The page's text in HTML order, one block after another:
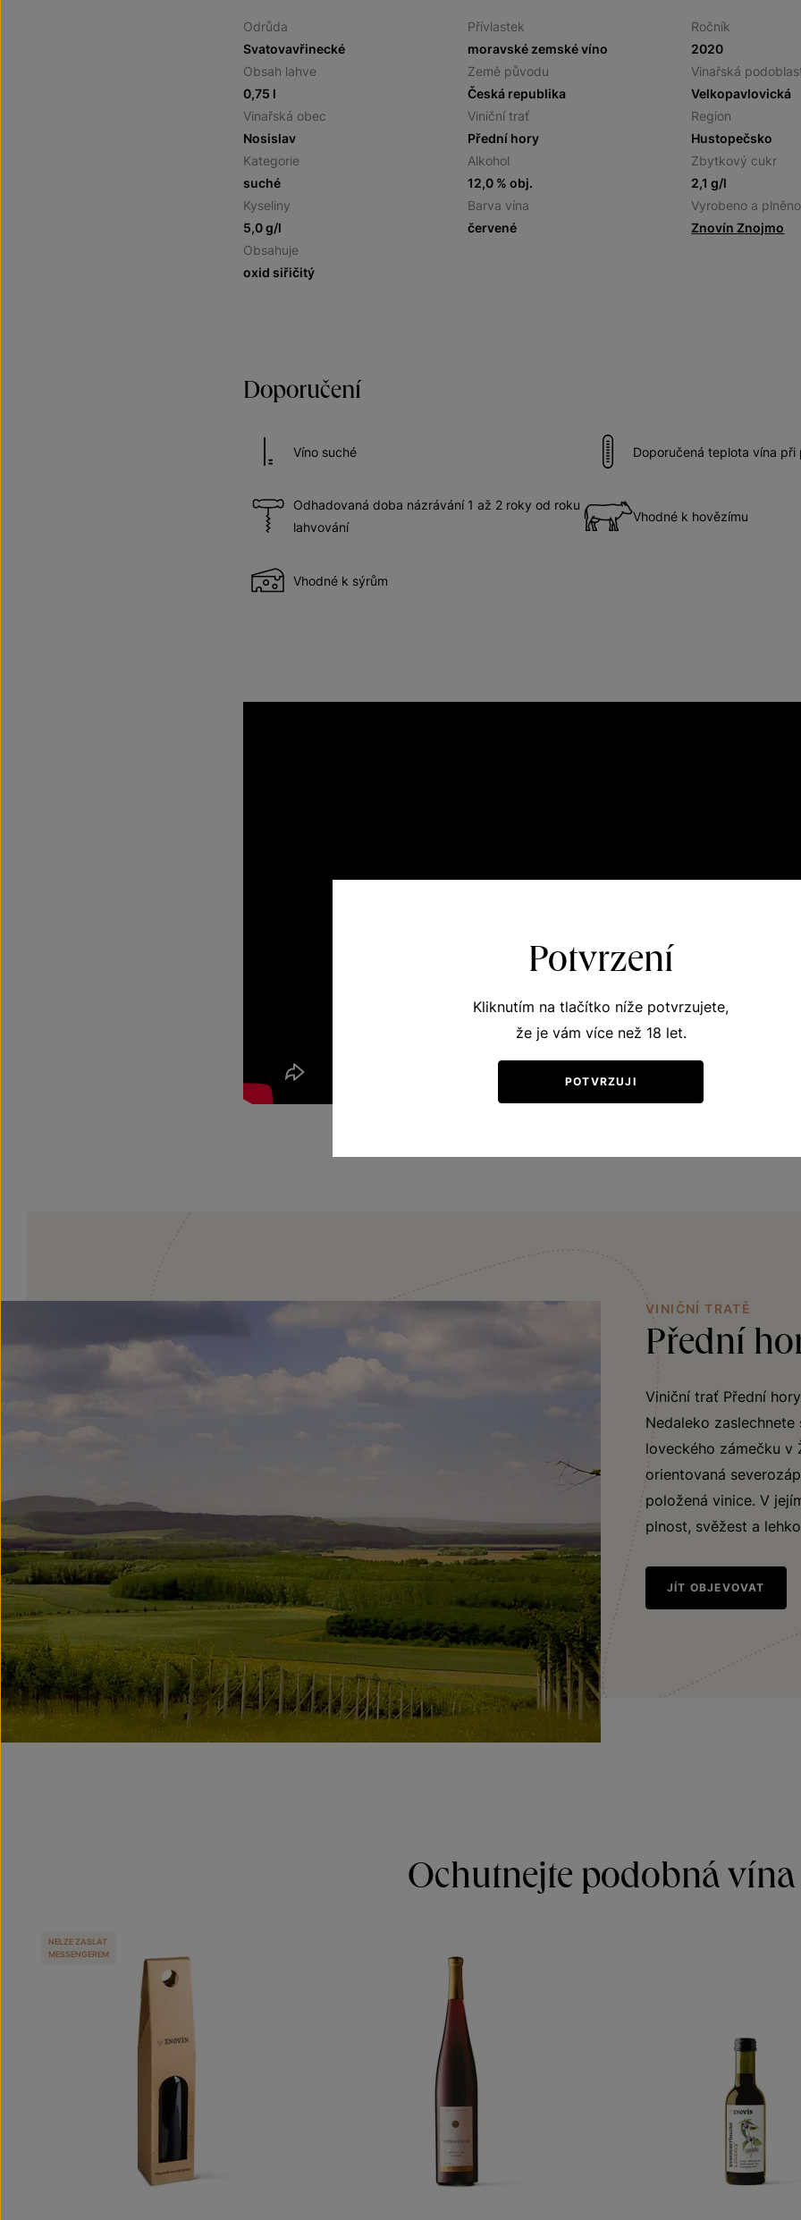
Odrůda
Svatovavřinecké
Přívlastek
moravské zemské víno
Ročník
2020
Obsah lahve
0,75 l
Země původu
Česká republika
Vinařská
Velkopavlovická
Vinařská obec
Nosislav
Viniční trať
Přední hory
Region
Hustopečsko
Kategorie
suché
Alkohol
12,0 % obj.
Zbytkový cukr
2,1 g/l
Kyseliny
5,0 g/l
Barva vína
červené
Vyrobeno a plněno
Znovín Znojmo
Obsahuje
oxid siřičitý
Doporučení
Víno suché Doporučená teplota vína při
Odhadovaná doba názrávání 1 až 2 roky od roku
lahvování
Vhodné k hovězímu
Vhodné k sýrům
VINIČNÍ TRATĚ
Přední
Viniční trať Přední
Nedaleko
loveckého zámečku v
orientovaná
položená vinice. V
plnost, svěžest a
JÍT OBJEVOVAT
Ochutnejte podobná vína
NELZE ZASLAT
MESSENGEREM
Potvrzení
Kliknutím na tlačítko níže potvrzujete,
že je vám více než 18 let.
POTVRZUJI